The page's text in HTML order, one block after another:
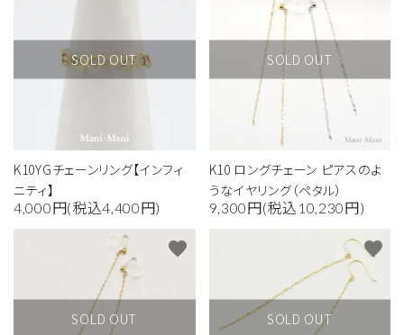
SOLD OUT
K10YGチェーンリング【インフィ
ニティ】
4,000円(税込4,400円)
SOLD OUT
K10 ロングチェーン ピアスのよ
うなイヤリング（ペタル）
9,300円(税込10,230円)
SOLD OUT
favorite
SOLD OUT
favorite